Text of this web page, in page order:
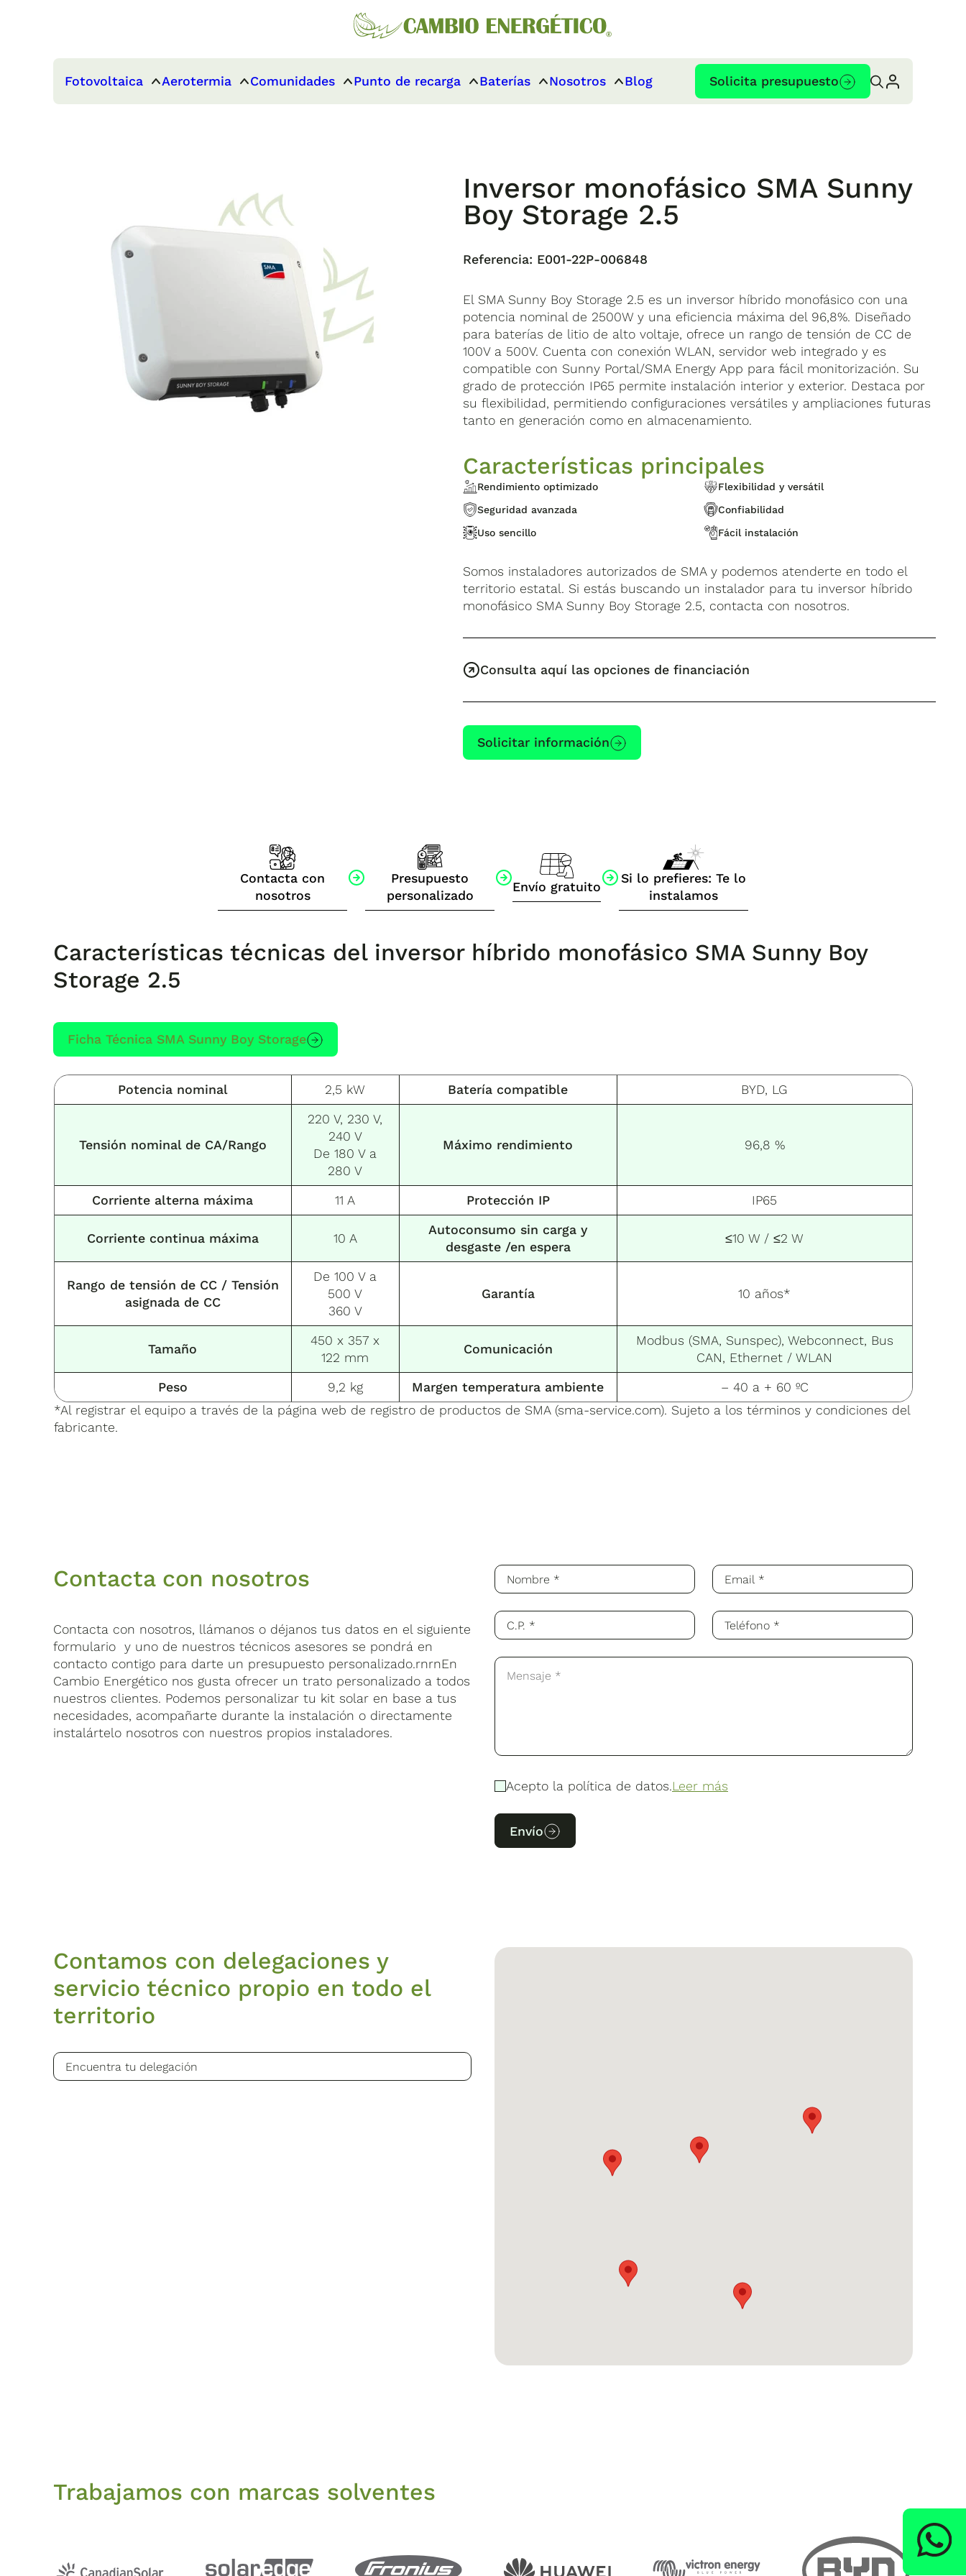
Fotovoltaica Aerotermia Comunidades Punto de recarga Baterías Nosotros Blog Solicita presupuesto
Inversor monofásico SMA Sunny
Boy Storage 2.5
Referencia: E001-22P-006848
El SMA Sunny Boy Storage 2.5 es un inversor híbrido monofásico con una
potencia nominal de 2500W y una eficiencia máxima del 96,8%. Diseñado
para baterías de litio de alto voltaje, ofrece un rango de tensión de CC de
100V a 500V. Cuenta con conexión WLAN, servidor web integrado y es
compatible con Sunny Portal/SMA Energy App para fácil monitorización. Su
grado de protección IP65 permite instalación interior y exterior. Destaca por
su flexibilidad, permitiendo configuraciones versátiles y ampliaciones futuras
tanto en generación como en almacenamiento.
Características principales
Rendimiento optimizado
Flexibilidad y versátil
Seguridad avanzada
Confiabilidad
Uso sencillo
Fácil instalación
Somos instaladores autorizados de SMA y podemos atenderte en todo el
territorio estatal. Si estás buscando un instalador para tu inversor híbrido
monofásico SMA Sunny Boy Storage 2.5, contacta con nosotros.
Consulta aquí las opciones de financiación
Solicitar información
Contacta con
nosotros
Presupuesto
personalizado
Envío gratuito
Si lo prefieres: Te lo
instalamos
Características técnicas del inversor híbrido monofásico SMA Sunny Boy
Storage 2.5
Ficha Técnica SMA Sunny Boy Storage
Potencia nominal 2,5 kW Batería compatible BYD, LG
Tensión nominal de CA/Rango
220 V, 230 V,
240 V
De 180 V a
280 V
Máximo rendimiento 96,8 %
Corriente alterna máxima 11 A Protección IP IP65
Corriente continua máxima 10 A
Autoconsumo sin carga y
desgaste /en espera
≤10 W / ≤2 W
Rango de tensión de CC / Tensión
asignada de CC
De 100 V a
500 V
360 V
Garantía 10 años*
Tamaño
450 x 357 x
122 mm
Comunicación
Modbus (SMA, Sunspec), Webconnect, Bus
CAN, Ethernet / WLAN
Peso
9,2 kg Margen temperatura ambiente
– 40 a + 60 ºC
*Al registrar el equipo a través de la página web de registro de productos de SMA (sma-service.com). Sujeto a los términos y condiciones del
fabricante.
Contacta con nosotros
Contacta con nosotros, llámanos o déjanos tus datos en el siguiente
formulario y uno de nuestros técnicos asesores se pondrá en
contacto contigo para darte un presupuesto personalizado.rnrnEn
Cambio Energético nos gusta ofrecer un trato personalizado a todos
nuestros clientes. Podemos personalizar tu kit solar en base a tus
necesidades, acompañarte durante la instalación o directamente
instalártelo nosotros con nuestros propios instaladores.
Acepto la política de datos.Leer más
Envío
Contamos con delegaciones y
servicio técnico propio en todo el
territorio
Trabajamos con marcas solventes